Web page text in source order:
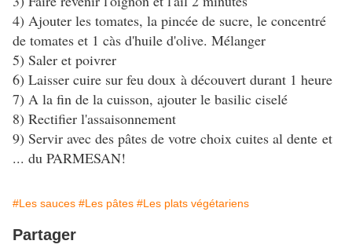
4) Ajouter les tomates, la pincée de sucre, le concentré
de tomates et 1 càs d'huile d'olive. Mélanger
5) Saler et poivrer
6) Laisser cuire sur feu doux à découvert durant 1 heure
7) A la fin de la cuisson, ajouter le basilic ciselé
8) Rectifier l'assaisonnement
9) Servir avec des pâtes de votre choix cuites al dente et
... du PARMESAN!
#Les sauces #Les pâtes #Les plats végétariens
Partager